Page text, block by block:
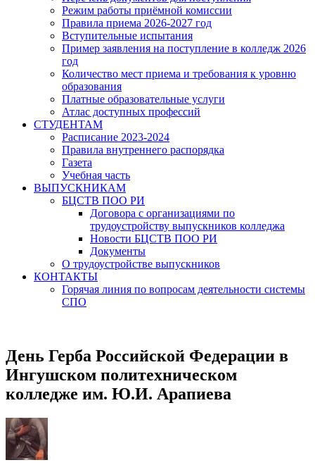
Режим работы приёмной комиссии
Правила приема 2026-2027 год
Вступительные испытания
Пример заявления на поступление в колледж 2026
год
Количество мест приема и требования к уровню
образования
Платные образовательные услуги
Атлас доступных профессий
СТУДЕНТАМ
Расписание 2023-2024
Правила внутреннего распорядка
Газета
Учебная часть
ВЫПУСКНИКАМ
БЦСТВ ПОО РИ
Договора с организациями по
трудоустройству выпускников колледжа
Новости БЦСТВ ПОО РИ
Документы
О трудоустройстве выпускников
КОНТАКТЫ
Горячая линия по вопросам деятельности системы
СПО
День Герба Российской Федерации в
Ингушском политехническом
колледже им. Ю.И. Арапиева